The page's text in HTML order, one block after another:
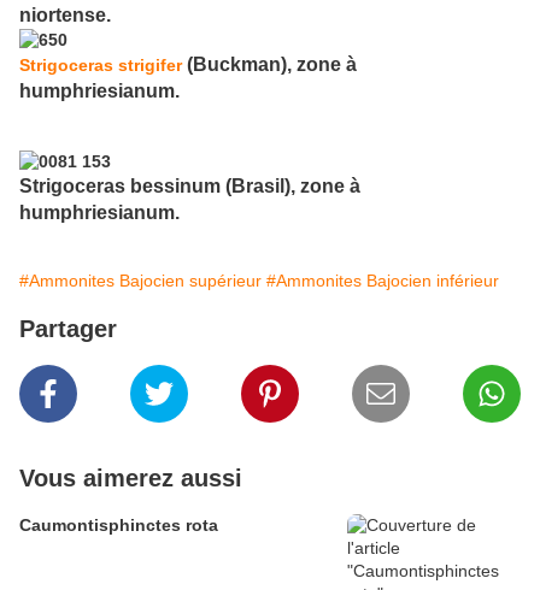
niortense.
Strigoceras strigifer (Buckman), zone à
humphriesianum.
Strigoceras bessinum (Brasil), zone à
humphriesianum.
#Ammonites Bajocien supérieur #Ammonites Bajocien inférieur
Partager
Vous aimerez aussi
Caumontisphinctes rota